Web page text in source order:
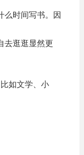
么时间写书。因
去逛逛显然更
如文学、小